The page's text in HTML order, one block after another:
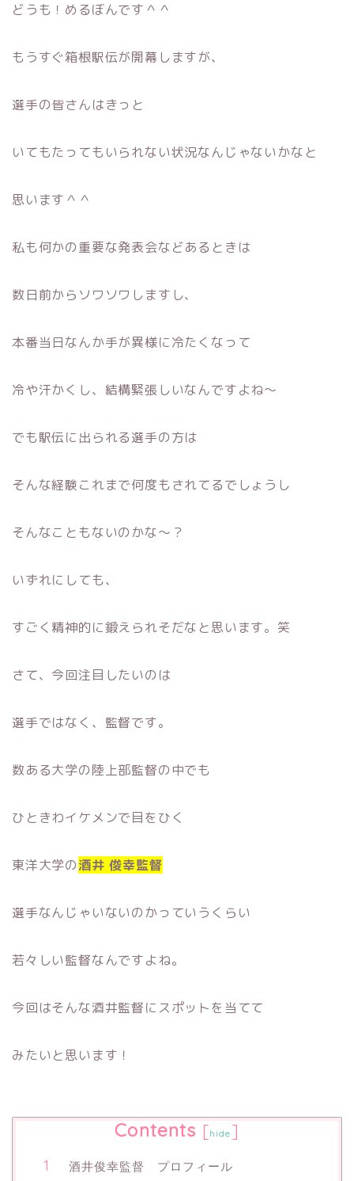
どうも！めるぼんです＾＾
もうすぐ箱根駅伝が開幕しますが、
選手の皆さんはきっと
いてもたってもいられない状況なんじゃないかなと
思います＾＾
私も何かの重要な発表会などあるときは
数日前からソワソワしますし、
本番当日なんか手が異様に冷たくなって
冷や汗かくし、結構緊張しいなんですよね〜
でも駅伝に出られる選手の方は
そんな経験これまで何度もされてるでしょうし
そんなこともないのかな〜？
いずれにしても、
すごく精神的に鍛えられそだなと思います。笑
さて、今回注目したいのは
選手ではなく、監督です。
数ある大学の陸上部監督の中でも
ひときわイケメンで目をひく
東洋大学の酒井 俊幸監督
選手なんじゃいないのかっていうくらい
若々しい監督なんですよね。
今回はそんな酒井監督にスポットを当てて
みたいと思います！
Contents [hide ]
酒井俊幸監督 プロフィール